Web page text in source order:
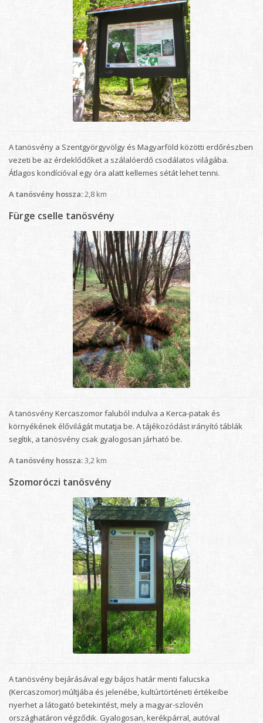
A tanösvény a Szentgyörgyvölgy és Magyarföld közötti erdőrészben
vezeti be az érdeklődőket a szálalóerdő csodálatos világába.
Átlagos kondícióval egy óra alatt kellemes sétát lehet tenni.
A tanösvény hossza:2,8 km
Fürge cselle tanösvény
A tanösvény Kercaszomor faluból indulva a Kerca-patak és
környékének élővilágát mutatja be. A tájékozódást irányító táblák
segítik, a tanösvény csak gyalogosan járható be.
A tanösvény hossza:3,2 km
Szomoróczi tanösvény
A tanösvény bejárásával egy bájos határ menti falucska
(Kercaszomor) múltjába és jelenébe, kultúrtörténeti értékeibe
nyerhet a látogató betekintést, mely a magyar-szlovén
országhatáron végződik. Gyalogosan, kerékpárral, autóval